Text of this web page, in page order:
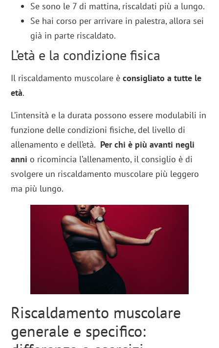
Se sono le 7 di mattina, riscaldati più a lungo.
Se hai corso per arrivare in palestra, allora sei
già in parte riscaldato.
L’età e la condizione fisica
Il riscaldamento muscolare èconsigliato a tutte le
età.
L’intensità e la durata possono essere modulabili in
funzione delle condizioni fisiche, del livello di
allenamento e dell’età. Per chi è più avanti negli
anni o ricomincia l’allenamento, il consiglio è di
svolgere un riscaldamento muscolare più leggero
ma più lungo.
Riscaldamento muscolare
generale e specifico: